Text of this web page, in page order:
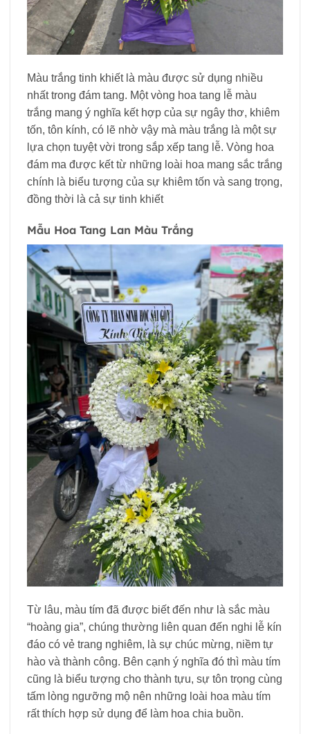
Màu trắng tinh khiết là màu được sử dụng nhiều
nhất trong đám tang. Một vòng hoa tang lễ màu
trắng mang ý nghĩa kết hợp của sự ngây thơ, khiêm
tốn, tôn kính, có lẽ nhờ vậy mà màu trắng là một sự
lựa chọn tuyệt vời trong sắp xếp tang lễ. Vòng hoa
đám ma được kết từ những loài hoa mang sắc trắng
chính là biểu tượng của sự khiêm tốn và sang trọng,
đồng thời là cả sự tinh khiết
Mẫu Hoa Tang Lan Màu Trắng
Từ lâu, màu tím đã được biết đến như là sắc màu
“hoàng gia”, chúng thường liên quan đến nghi lễ kín
đáo có vẻ trang nghiêm, là sự chúc mừng, niềm tự
hào và thành công. Bên cạnh ý nghĩa đó thì màu tím
cũng là biểu tượng cho thành tựu, sự tôn trọng cùng
tấm lòng ngưỡng mộ nên những loài hoa màu tím
rất thích hợp sử dụng để làm hoa chia buồn.